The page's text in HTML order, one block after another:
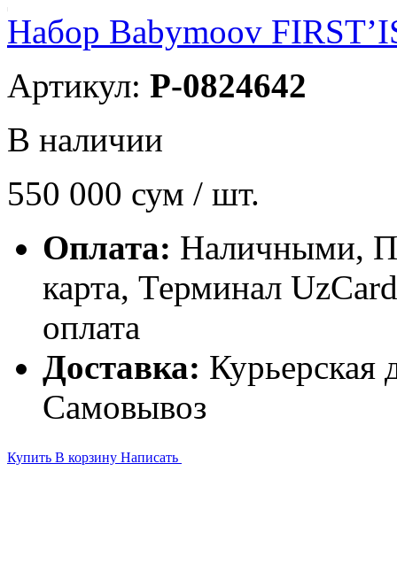
Набор Babymoov
Артикул: P-0824642
В наличии
550 000 сум / шт.
Оплата: Наличными,
карта, Терминал
оплата
Доставка: Курьерская
Самовывоз
Купить В корзину Написать